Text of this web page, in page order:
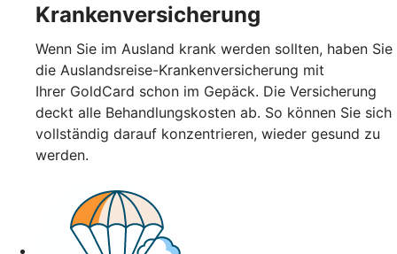
Krankenversicherung
Wenn Sie im Ausland krank werden sollten, haben Sie
die Auslandsreise-Krankenversicherung mit
Ihrer GoldCard schon im Gepäck. Die Versicherung
deckt alle Behandlungskosten ab. So können Sie sich
vollständig darauf konzentrieren, wieder gesund zu
werden.